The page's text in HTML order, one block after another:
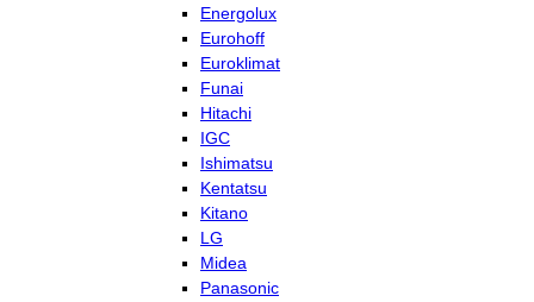
Energolux
Eurohoff
Euroklimat
Funai
Hitachi
IGC
Ishimatsu
Kentatsu
Kitano
LG
Midea
Panasonic